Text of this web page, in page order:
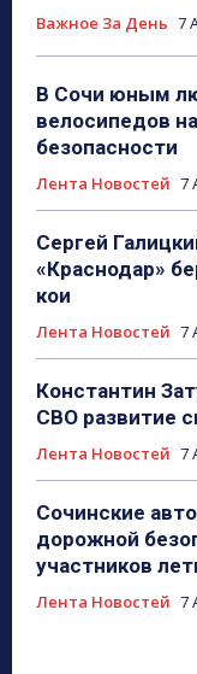
Важное За День 7
В Сочи юным
велосипедов
безопасности
Лента Новостей 7
Сергей
«Краснодар»
кои
Лента Новостей 7
Константин
СВО развитие
Лента Новостей 7
Сочинские
дорожной
участников
Лента Новостей 7